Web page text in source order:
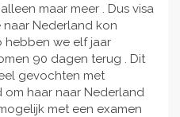
maar meer . Dus visa
Nederland kon
hebben we elf jaar
90 dagen terug . Dit
gevochten met
om haar naar Nederland
met een examen